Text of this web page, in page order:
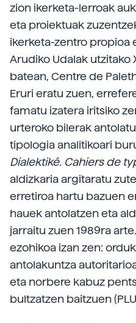
zion ikerketa-lerroak
eta proiektuak
ikerketa-zentro propioa
Arudiko Udalak utzitako
batean, Centre de
Eruri eratu zuen,
famatu izatera iritsiko
urteroko bilerak
tipologia analitikoari
Dialektikê. Cahiers de
aldizkaria argitaratu
erretiroa hartu bazuen
hauek antolatzen eta
jarraitu zuen 1989ra
ezohikoa izan zen:
antolakuntza
eta norbere kabuz
bultzatzen baitzuen